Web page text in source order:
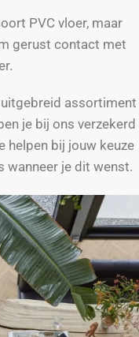
PVC vloer, maar
gerust contact met
assortiment
je bij ons verzekerd
helpen bij jouw keuze
wanneer je dit wenst.